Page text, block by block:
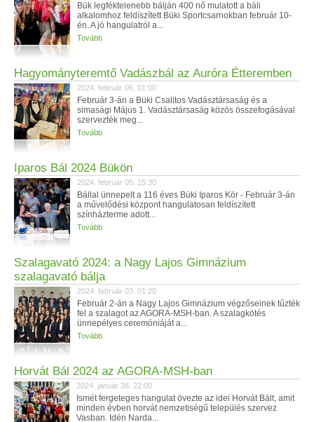
Bük legféktelenebb bálján 400 nő mulatott a báli
alkalomhoz feldíszített Büki Sportcsarnokban február 10-
én. A jó hangulatról a...
Tovább
Hagyományteremtő Vadászbál az Auróra Étteremben
2024. február 06. 01:00
Február 3-án a Büki Csalitos Vadásztársaság és a
simasági Május 1. Vadásztársaság közös összefogásával
szervezték meg...
Tovább
Iparos Bál 2024 Bükön
2024. február 05. 15:30
Bállal ünnepelt a 116 éves Büki Iparos Kör - Február 3-án
a művelődési központ hangulatosan feldíszített
színházterme adott...
Tovább
Szalagavató 2024: a Nagy Lajos Gimnázium
szalagavató bálja
2024. február 03. 01:20
Február 2-án a Nagy Lajos Gimnázium végzőseinek tűzték
fel a szalagot az AGORA-MSH-ban. A szalagkötés
ünnepélyes ceremóniáját a...
Tovább
Horvát Bál 2024 az AGORA-MSH-ban
2024. január 28. 22:00
Ismét fergeteges hangulat övezte az idei Horvát Bált, amit
minden évben horvát nemzetiségű település szervez
Vasban. Idén Narda...